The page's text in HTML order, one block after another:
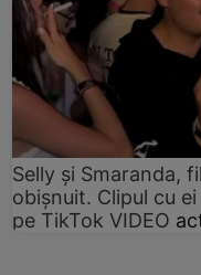
Selly și Smaranda,
obișnuit. Clipul cu
pe TikTok VIDEO